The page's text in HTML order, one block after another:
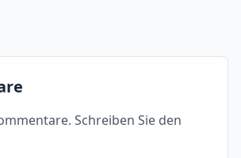
Schreiben Sie den